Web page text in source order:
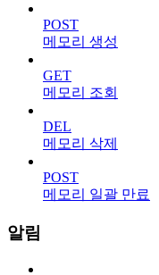
POST
메모리 생성
GET
메모리 조회
DEL
메모리 삭제
POST
메모리 일괄 만료
알림